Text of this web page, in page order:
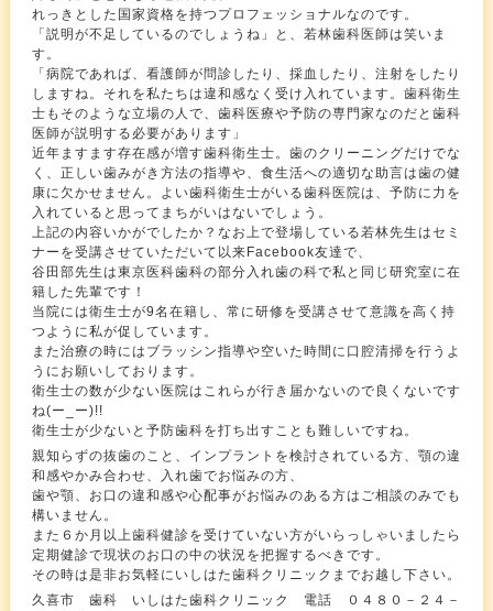
れっきとした国家資格を持つプロフェッショナルなのです。
「説明が不足しているのでしょうね」と、若林歯科医師は笑いま
す。
「病院であれば、看護師が問診したり、採血したり、注射をしたり
しますね。それを私たちは違和感なく受け入れています。歯科衛生
士もそのような立場の人で、歯科医療や予防の専門家なのだと歯科
医師が説明する必要があります」
近年ますます存在感が増す歯科衛生士。歯のクリーニングだけでな
く、正しい歯みがき方法の指導や、食生活への適切な助言は歯の健
康に欠かせません。よい歯科衛生士がいる歯科医院は、予防に力を
入れていると思ってまちがいはないでしょう。
上記の内容いかがでしたか？なお上で登場している若林先生はセミ
ナーを受講させていただいて以来Facebook友達で、
谷田部先生は東京医科歯科の部分入れ歯の科で私と同じ研究室に在
籍した先輩です！
当院には衛生士が9名在籍し、常に研修を受講させて意識を高く持
つように私が促しています。
また治療の時にはブラッシン指導や空いた時間に口腔清掃を行うよ
うにお願いしております。
衛生士の数が少ない医院はこれらが行き届かないので良くないです
ね(ー_ー)!!
衛生士が少ないと予防歯科を打ち出すことも難しいですね。
親知らずの抜歯のこと、インプラントを検討されている方、顎の違
和感やかみ合わせ、入れ歯でお悩みの方、
歯や顎、お口の違和感や心配事がお悩みのある方はご相談のみでも
構いません。
また６か月以上歯科健診を受けていない方がいらっしゃいましたら
定期健診で現状のお口の中の状況を把握するべきです。
その時は是非お気軽にいしはた歯科クリニックまでお越し下さい。
久喜市 歯科 いしはた歯科クリニック 電話 ０４８０－２４－